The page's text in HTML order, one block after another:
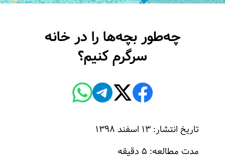
چه‌طور بچه‌ها را در خانه
سرگرم کنیم؟
تاریخ انتشار: ۱۳ اسفند ۱۳۹۸
مدت مطالعه: ۵ دقیقه